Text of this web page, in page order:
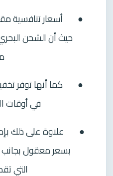
●
أسعار تنافسية
حيث أن الشحن
●
كما أنها توفر
في أوقات
●
علاوة على ذلك
بسعر معقول
التي